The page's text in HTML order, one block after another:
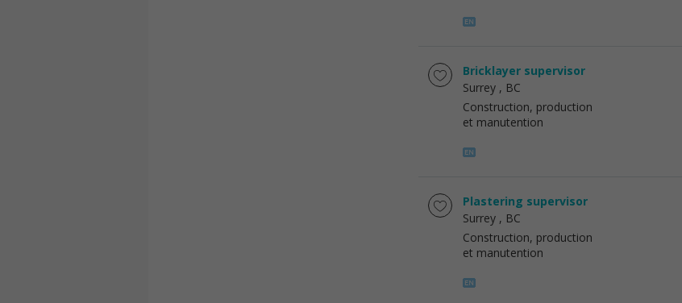
Bricklayer supervisor
Surrey , BC
Construction, production
et manutention
Plastering supervisor
Surrey , BC
Construction, production
et manutention